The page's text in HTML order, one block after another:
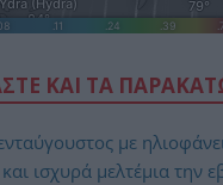
ΚΑΙ ΤΑ
με
ισχυρά μελτέμια την